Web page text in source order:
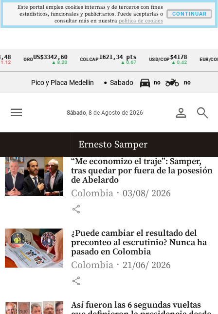
Cintillo
Colombia
OROUS$3342,60
▲ 8.20
COLCAP1621,34 pts
▲ 0.67
USD/COP$4178
▲ 0.42
EUR/COP
Pico y Placa Medellín Sabado no no
person search
Sábado, 8 de Agosto de 2026
menu
Ernesto Samper
“Me economizo el traje”: Samper,
tras quedar por fuera de la posesión
de Abelardo
Colombia 03/08/ 2026
share
¿Puede cambiar el resultado del
preconteo al escrutinio? Nunca ha
pasado en Colombia
Colombia 21/06/ 2026
share
Así fueron las 6 segundas vueltas
Este portal emplea cookies internas y de terceros con fines
estadísticos, funcionales y publicitarios. Puede aceptarlas o
consultar más en nuestra politica de cookies
CONTINUAR